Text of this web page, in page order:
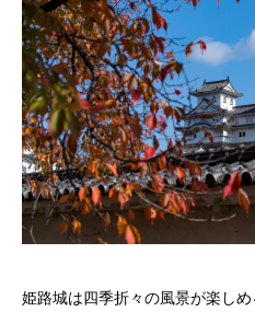
姫路城は四季折々の風景が楽しめ